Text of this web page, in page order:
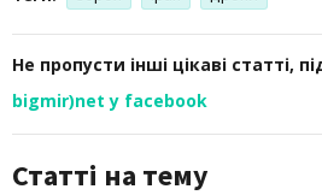
Не пропусти інші цікаві статті,
bigmir)net у facebook
Статті на тему